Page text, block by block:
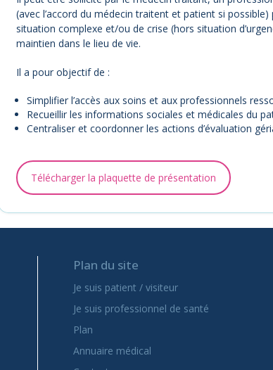
(avec l’accord du médecin traitent et patient si
situation complexe et/ou de crise (hors situation
maintien dans le lieu de vie.
Il a pour objectif de :
Simplifier l’accès aux soins et aux professionnels
Recueillir les informations sociales et médicales du
Centraliser et coordonner les actions d’évaluation
Télécharger la plaquette de présentation
Plan du site
Je suis patient / visiteur
Je suis professionnel de santé
Plan
Annuaire médical